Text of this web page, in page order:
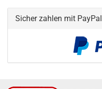
Sicher zahlen mit PayPal